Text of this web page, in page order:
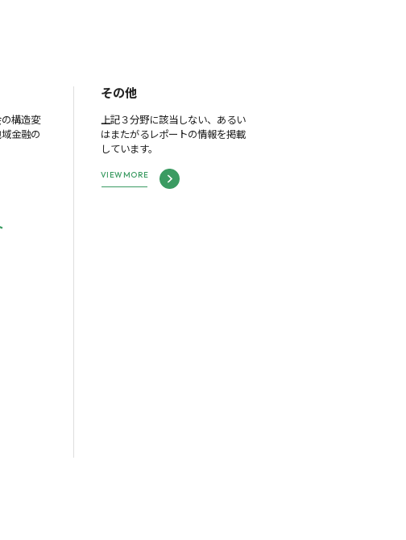
構造変
金融の
その他
上記３分野に該当しない、あるい
はまたがるレポートの情報を掲載
しています。
VIEW MORE